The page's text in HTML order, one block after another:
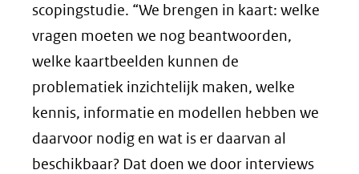
scopingstudie. “We brengen in kaart: welke
vragen moeten we nog beantwoorden,
welke kaartbeelden kunnen de
problematiek inzichtelijk maken, welke
kennis, informatie en modellen hebben we
daarvoor nodig en wat is er daarvan al
beschikbaar? Dat doen we door interviews